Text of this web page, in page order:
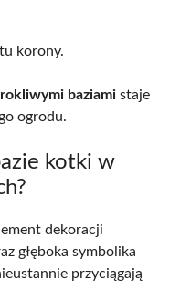
korony.
baziami staje
ogrodu.
kotki w
dekoracji
głęboka symbolika
przyciągają